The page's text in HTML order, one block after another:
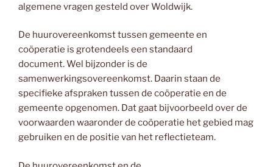
algemene vragen gesteld over Woldwijk.
De huurovereenkomst tussen gemeente en
coöperatie is grotendeels een standaard
document. Wel bijzonder is de
samenwerkingsovereenkomst. Daarin staan de
specifieke afspraken tussen de coöperatie en de
gemeente opgenomen. Dat gaat bijvoorbeeld over de
voorwaarden waaronder de coöperatie het gebied mag
gebruiken en de positie van het reflectieteam.